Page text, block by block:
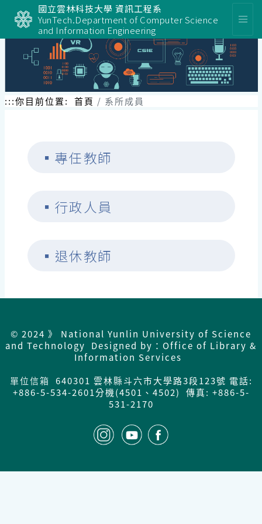
要
國立雲林科技大學 資訊工程系
YunTech.Department of Computer Science
and Information Engineering
:::你目前位置: 首頁 系所成員
▪ 專任教師
▪ 行政人員
▪ 退休教師
© 2024 》 National Yunlin University of Science
and Technology Designed by：Office of Library &
Information Services
單位信箱 640301 雲林縣斗六市大學路3段123號 電話:
+886-5-534-2601分機(4501、4502) 傳真: +886-5-
531-2170